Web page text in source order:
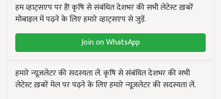
हम व्हाट्सएप पर हैं! कृषि से संबंधित देशभर की सभी लेटेस्ट ख़बरें
मोबाइल में पढ़ने के लिए हमारे व्हाट्सएप से जुड़ें.
Join on WhatsApp
हमारे न्यूज़लेटर की सदस्यता लें. कृषि से संबंधित देशभर की सभी
लेटेस्ट ख़बरें मेल पर पढ़ने के लिए हमारे न्यूज़लेटर की सदस्यता लें.